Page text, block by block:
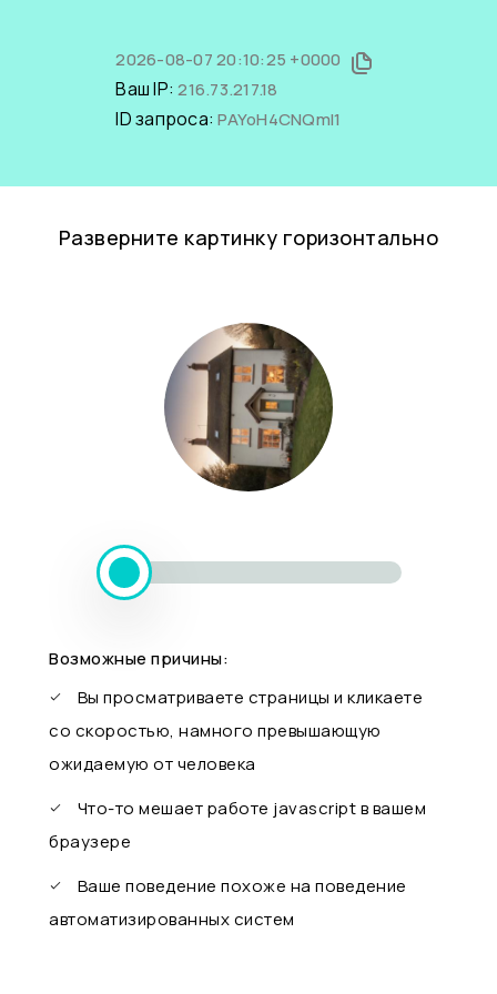
2026-08-07 20:10:25 +0000
Ваш IP:216.73.217.18
ID запроса:PAYoH4CNQmI1
Разверните картинку горизонтально
Возможные причины:
Вы просматриваете страницы и кликаете
со скоростью, намного превышающую
ожидаемую от человека
Что-то мешает работе javascript в вашем
браузере
Ваше поведение похоже на поведение
автоматизированных систем